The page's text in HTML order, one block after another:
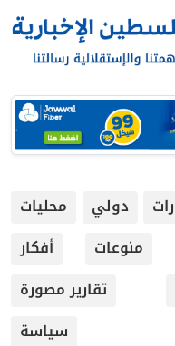
دولي
محليات
منوعات
أفكار
تقارير مصورة
سياسة